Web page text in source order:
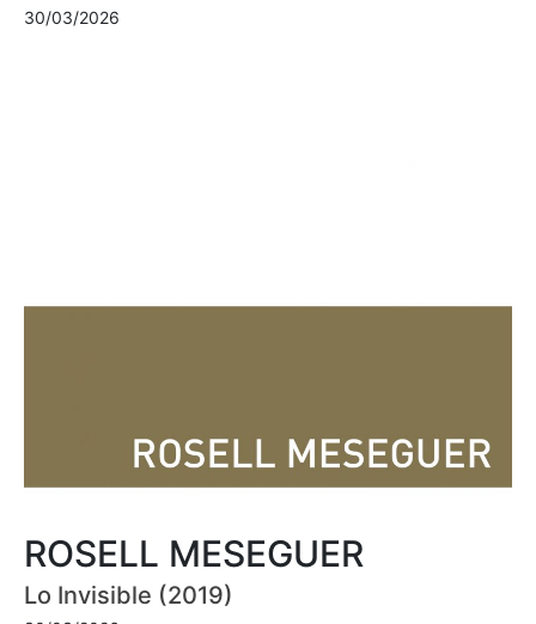
30/03/2026
ROSELL MESEGUER
Lo Invisible (2019)